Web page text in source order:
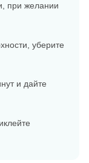
при желании
уберите
и дайте